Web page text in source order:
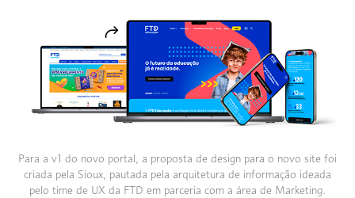
Para a v1 do novo portal, a proposta de design para o novo site foi
criada pela Sioux, pautada pela arquitetura de informação ideada
pelo time de UX da FTD em parceria com a área de Marketing.